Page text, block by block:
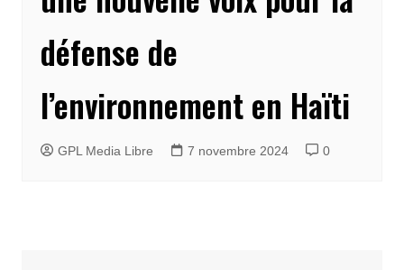
défense de
l’environnement en Haïti
GPL Media Libre 7 novembre 2024 0